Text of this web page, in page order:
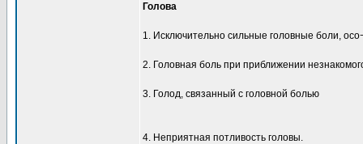
Голова
1. Исключительно сильные головные боли,
2. Головная боль при приближении
3. Голод, связанный с головной болью
4. Неприятная потливость головы.